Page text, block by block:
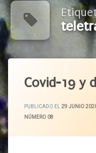
Covid-19 y
PUBLICADO EL 29 JUNIO
CATEGORÍAS:
NÚMERO 08
Acceso
A La
Actividades
Esenciales